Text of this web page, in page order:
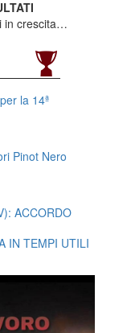
in crescita…
la 14ª
Pinot Nero
ACCORDO
IN TEMPI UTILI